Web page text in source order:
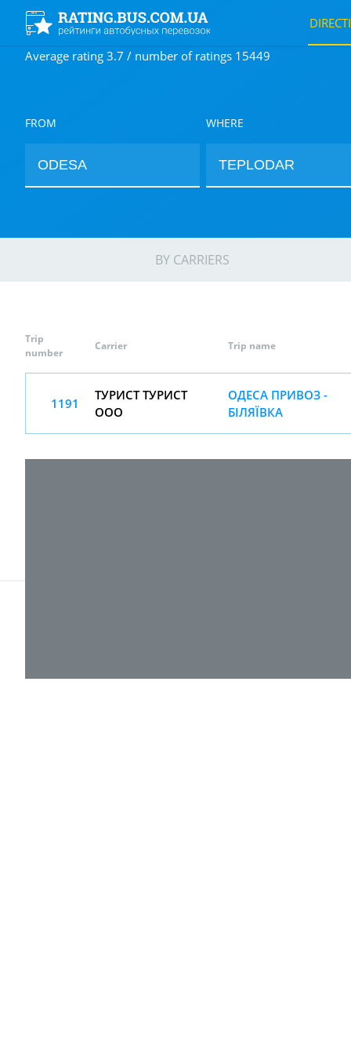
Average rating 3.7 / number of ratings 15449
FROM WHERE
BY CARRIERS
Trip
number
Carrier Trip name
1191
ТУРИСТ ТУРИСТ
ООО
ОДЕСА ПРИВОЗ -
БІЛЯЇВКА